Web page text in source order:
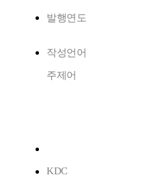
발행연도
작성언어
주제어
KDC